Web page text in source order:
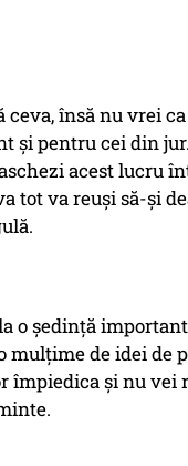
ceva, însă nu vrei
și pentru cei din
acest lucru
tot va reuși să-și
o ședință
mulțime de idei de
împiedica și nu vei